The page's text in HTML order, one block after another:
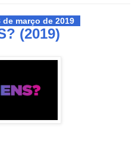
março de 2019
(2019)